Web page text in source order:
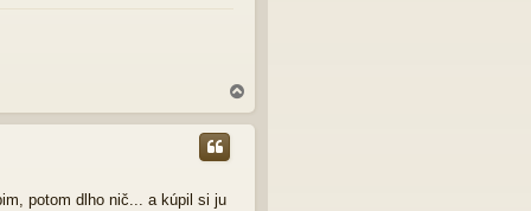
a
h
potom dlho nič... a kúpil si ju